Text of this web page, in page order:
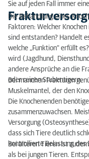
Sie auf jeden Fall immer
Die Behandlung eines
Faktoren: Welcher
sind entstanden? Handelt
welche „Funktion“ erfüllt
wird (Jagdhund,
andere Ansprüche an die
oder reinen Stubentigern.
Bei manchen Frakturen
Muskelmantel, der den
Die Knochenenden
zusammenzuwachsen.
Versorgung
dass sich Tiere deutlich
kontrollierte Belastung des
Bei älteren Tieren ist
als bei jungen Tieren.